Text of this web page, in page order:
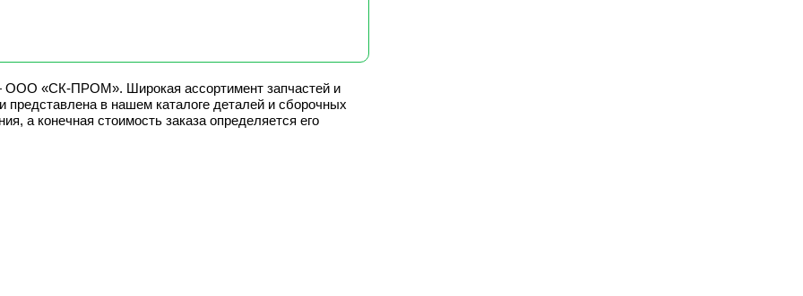
«СК-ПРОМ». Широкая ассортимент запчастей и
в нашем каталоге деталей и сборочных
а конечная стоимость заказа определяется его